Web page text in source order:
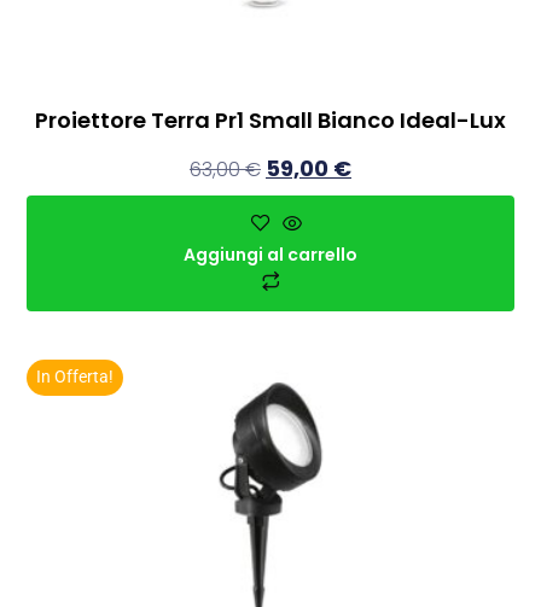
Proiettore Terra Pr1 Small Bianco Ideal-Lux
63,00€ 59,00 €
Aggiungi al carrello
In Offerta!